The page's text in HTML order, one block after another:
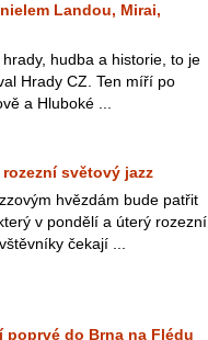
Landou, Mirai,
hudba a historie, to je
Hrady CZ. Ten míří po
a Hluboké ...
světový jazz
hvězdám bude patřit
v pondělí a úterý rozezní
čekají ...
poprvé do Brna na Flédu